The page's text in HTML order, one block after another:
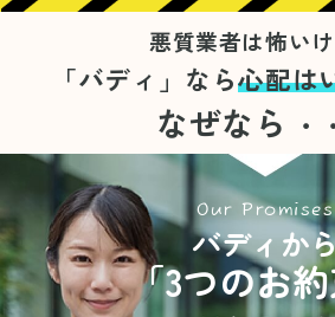
悪質業者は怖いけ
「バディ」なら心配は
なぜなら ・
Our Promises
バディか
「3つのお